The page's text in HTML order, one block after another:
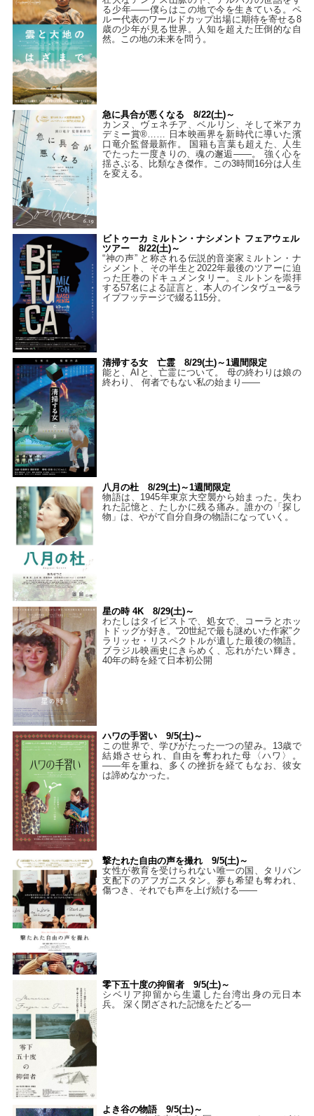
る少年――僕らはこの地で今を生きている。ペ
ルー代表のワールドカップ出場に期待を寄せる8
歳の少年が見る世界。人知を超えた圧倒的な自
然。この地の未来を問う。
急に具合が悪くなる 8/22(土)～
カンヌ、ヴェネチア、ベルリン、そして米アカ
デミー賞®…… 日本映画界を新時代に導いた濱
口竜介監督最新作。 国籍も言葉も超えた、人生
でたった一度きりの、魂の邂逅――。 強く心を
揺さぶる、比類なき傑作。この3時間16分は人生
を変える。
ビトゥーカ ミルトン・ナシメント フェアウェル
ツアー 8/22(土)～
“神の声” と称される伝説的音楽家ミルトン・ナ
シメント、その半生と2022年最後のツアーに迫
った圧巻のドキュメンタリー。ミルトンを崇拝
する57名による証言と、本人のインタヴュー&ラ
イブフッテージで綴る115分。
清掃する女 亡霊 8/29(土)～1週間限定
能と、AIと、亡霊について。 母の終わりは娘の
終わり、 何者でもない私の始まり――
八月の杜 8/29(土)～1週間限定
物語は、1945年東京大空襲から始まった。失わ
れた記憶と、たしかに残る痛み。誰かの「探し
物」は、やがて自分自身の物語になっていく。
星の時 4K 8/29(土)～
わたしはタイピストで、処⼥で、コーラとホッ
トドッグが好き。“20世紀で最も謎めいた作家”ク
ラリッセ・リスペクトルが遺した最後の物語。
ブラジル映画史にきらめく、忘れがたい輝き。
40年の時を経て⽇本初公開
ハワの手習い 9/5(土)～
この世界で、学びがたった一つの望み。13歳で
結婚させられ、自由を奪われた母〈ハワ〉。
——年を重ね、多くの挫折を経てもなお、彼女
は諦めなかった。
撃たれた自由の声を撮れ 9/5(土)～
女性が教育を受けられない唯一の国、タリバン
支配下のアフガニスタン。夢も希望も奪われ、
傷つき、それでも声を上げ続ける——
零下五十度の抑留者 9/5(土)～
シベリア抑留から生還した台湾出身の元日本
兵。 深く閉ざされた記憶をたどる—
よき谷の物語 9/5(土)～